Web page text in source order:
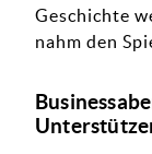
Geschichte
nahm den